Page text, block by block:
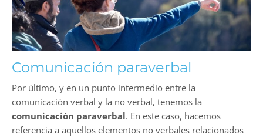
Comunicación paraverbal
Por último, y en un punto intermedio entre la
comunicación verbal y la no verbal, tenemos la
comunicación paraverbal. En este caso, hacemos
referencia a aquellos elementos no verbales relacionados